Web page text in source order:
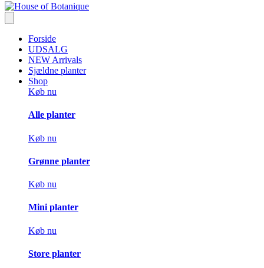
Forside
UDSALG
NEW Arrivals
Sjældne planter
Shop
Køb nu
Alle planter
Køb nu
Grønne planter
Køb nu
Mini planter
Køb nu
Store planter